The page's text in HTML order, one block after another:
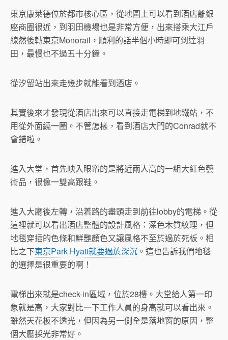
東京康萊德位於都市核心區，從地圖上可以看到酒店離銀
座商圈很近，到羽田機場也是非常方便，出來搭乘大江戶
線然後轉東京Monorail，順利的話半個小時即可到達羽
田，最慢也不過五十分鐘。
從汐留站出來走幾步就能看到酒店。
其實後來才發現從酒店出來可以直接走電梯到地鐵站，不
用從外面繞一圈。不管怎樣，看到酒店大門的Conrad就不
會錯啦。
進入大堂，首先映入眼帘的是將近兩人高的一組大紅色藝
術品，很像一雙高跟鞋。
進入大廳後左轉，沿着路的盡頭走到前往lobby的電梯。從
這裡就可以看出酒店整體的設計風格：深色木質紋理，但
地毯穿插的色條和鮮艷顏色又讓風格不至於過於死板。相
比之下東京Park Hyatt就要過於深沉 。這也告訴我們地毯
的選擇是很重要的啊！
電梯出來就是check-in區域，位於28樓。大堂給人第一印
象就是高，大家對比一下工作人員的身高就可以看出來。
雖然天花板不透光，但因為另一側全是落地窗的原因，整
個大廳採光非常好。